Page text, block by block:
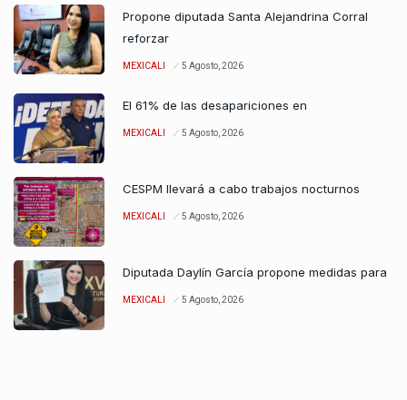
Propone diputada Santa Alejandrina Corral
reforzar
MEXICALI 5 Agosto, 2026
El 61% de las desapariciones en
MEXICALI 5 Agosto, 2026
CESPM llevará a cabo trabajos nocturnos
MEXICALI 5 Agosto, 2026
Diputada Daylín García propone medidas para
MEXICALI 5 Agosto, 2026